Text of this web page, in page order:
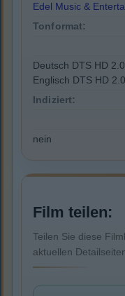
Edel Music &
Tonformat:
Deutsch DTS HD 2.0
Englisch DTS HD 2.0
Indiziert:
nein
Film teilen:
Teilen Sie diese
aktuellen